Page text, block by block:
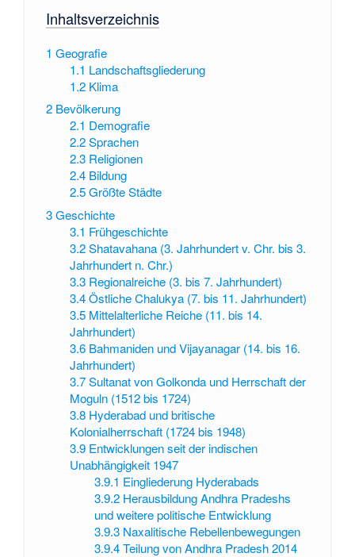
Inhaltsverzeichnis
1 Geografie
1.1 Landschaftsgliederung
1.2 Klima
2 Bevölkerung
2.1 Demografie
2.2 Sprachen
2.3 Religionen
2.4 Bildung
2.5 Größte Städte
3Geschichte
3.1 Frühgeschichte
3.2 Shatavahana (3. Jahrhundert v. Chr. bis 3.
Jahrhundert n. Chr.)
3.3 Regionalreiche (3. bis 7. Jahrhundert)
3.4 Östliche Chalukya (7. bis 11. Jahrhundert)
3.5 Mittelalterliche Reiche (11. bis 14.
Jahrhundert)
3.6 Bahmaniden und Vijayanagar (14. bis 16.
Jahrhundert)
3.7 Sultanat von Golkonda und Herrschaft der
Moguln (1512 bis 1724)
3.8 Hyderabad und britische
Kolonialherrschaft (1724 bis 1948)
3.9 Entwicklungen seit der indischen
Unabhängigkeit 1947
3.9.1 Eingliederung Hyderabads
3.9.2 Herausbildung Andhra Pradeshs
und weitere politische Entwicklung
3.9.3 Naxalitische Rebellenbewegungen
3.9.4 Teilung von Andhra Pradesh 2014